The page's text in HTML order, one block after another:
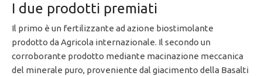
I due prodotti premiati
Il primo è un fertilizzante ad azione biostimolante
prodotto da Agricola internazionale. Il secondo un
corroborante prodotto mediante macinazione meccanica
del minerale puro, proveniente dal giacimento della Basalti